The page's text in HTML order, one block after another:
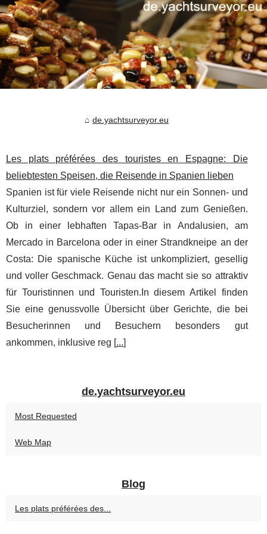
de.yachtsurveyor.eu
Les plats préférées des touristes en Espagne: Die
beliebtesten Speisen, die Reisende in Spanien lieben
Spanien ist für viele Reisende nicht nur ein Sonnen- und
Kulturziel, sondern vor allem ein Land zum Genießen.
Ob in einer lebhaften Tapas-Bar in Andalusien, am
Mercado in Barcelona oder in einer Strandkneipe an der
Costa: Die spanische Küche ist unkompliziert, gesellig
und voller Geschmack. Genau das macht sie so attraktiv
für Touristinnen und Touristen.In diesem Artikel finden
Sie eine genussvolle Übersicht über Gerichte, die bei
Besucherinnen und Besuchern besonders gut
ankommen, inklusive reg [...]
de.yachtsurveyor.eu
Most Requested
Web Map
Blog
Les plats préférées des...